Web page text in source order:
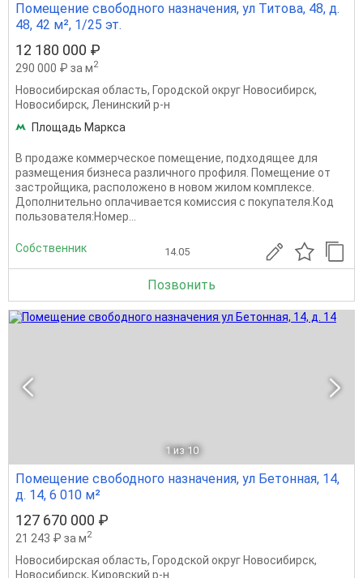
Помещение свободного назначения, ул Титова, 48, д.
48, 42 м², 1/25 эт.
12 180 000 ₽
290 000 ₽ за м2
Новосибирская область, Городской округ Новосибирск,
Новосибирск, Ленинский р-н
Площадь Маркса
В продаже коммерческое помещение, подходящее для
размещения бизнеса различного профиля. Помещение от
застройщика, расположено в новом жилом комплексе.
Дополнительно оплачивается комиссия с покупателя.Код
пользователя:Номер...
Собственник 14.05
Позвонить
1 из 10
Помещение свободного назначения, ул Бетонная, 14,
д. 14, 6 010 м²
127 670 000 ₽
21 243 ₽ за м2
Новосибирская область, Городской округ Новосибирск,
Новосибирск, Кировский р-н